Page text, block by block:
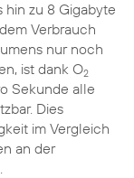
hin zu 8 Gigabyte
Verbrauch
nur noch
ist dank O2
Sekunde alle
Dies
im Vergleich
an der